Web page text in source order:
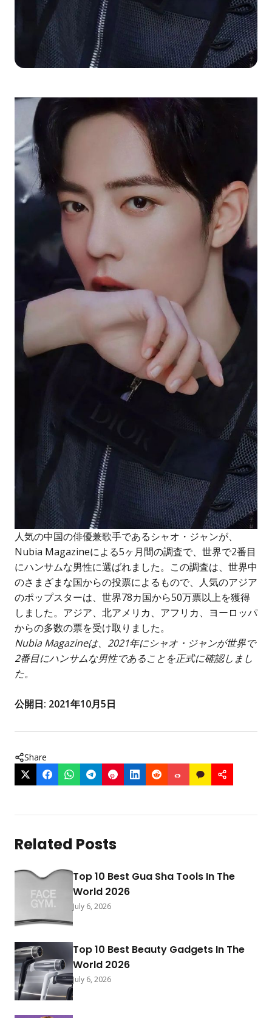
人気の中国の俳優兼歌手であるシャオ・ジャンが、
Nubia Magazineによる5ヶ月間の調査で、世界で2番目
にハンサムな男性に選ばれました。この調査は、世界中
のさまざまな国からの投票によるもので、人気のアジア
のポップスターは、世界78カ国から50万票以上を獲得
しました。アジア、北アメリカ、アフリカ、ヨーロッパ
からの多数の票を受け取りました。
Nubia Magazineは、2021年にシャオ・ジャンが世界で
2番目にハンサムな男性であることを正式に確認しまし
た。
公開日: 2021年10月5日
Share
Related Posts
Top 10 Best Gua Sha Tools In The
World 2026
July 6, 2026
Top 10 Best Beauty Gadgets In The
World 2026
July 6, 2026